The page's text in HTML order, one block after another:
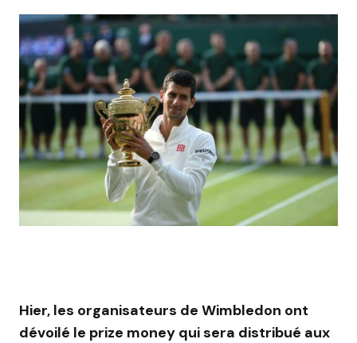
Hier, les organisateurs de Wimbledon ont
dévoilé le prize money qui sera distribué aux